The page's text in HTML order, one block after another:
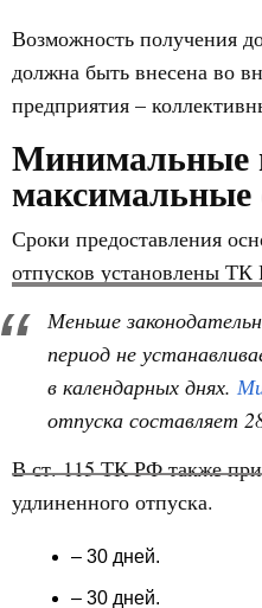
Возможность получения
должна быть внесена во
предприятия –
Минимальные
максимальные
Сроки предоставления
отпусков установлены
Меньше
период не
в календарных днях.
отпуска составляет
В ст. 115 ТК РФ также
удлиненного отпуска.
– 30 дней.
– 30 дней.